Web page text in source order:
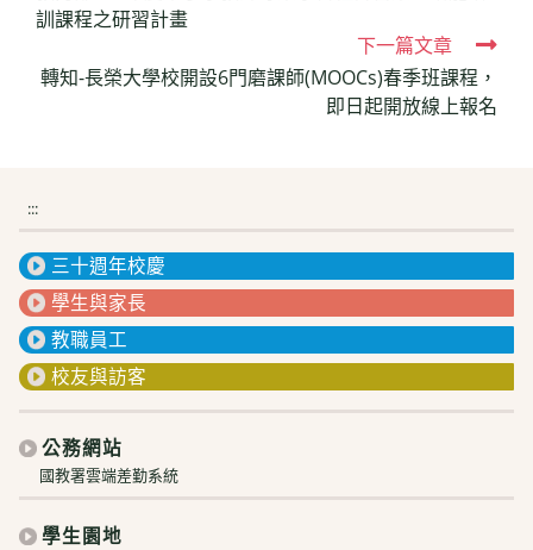
articles
訓課程之研習計畫
下一篇文章
轉知-長榮大學校開設6門磨課師(MOOCs)春季班課程，
即日起開放線上報名
:::
三十週年校慶
學生與家長
教職員工
校友與訪客
公務網站
國教署雲端差勤系統
學生園地